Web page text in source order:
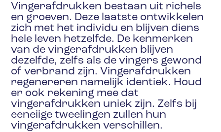
Vingerafdrukken bestaan uit richels
en groeven. Deze laatste ontwikkelen
zich met het individu en blijven diens
hele leven hetzelfde. De kenmerken
van de vingerafdrukken blijven
dezelfde, zelfs als de vingers gewond
of verbrand zijn. Vingerafdrukken
regenereren namelijk identiek. Houd
er ook rekening mee dat
vingerafdrukken uniek zijn. Zelfs bij
eeneiige tweelingen zullen hun
vingerafdrukken verschillen.